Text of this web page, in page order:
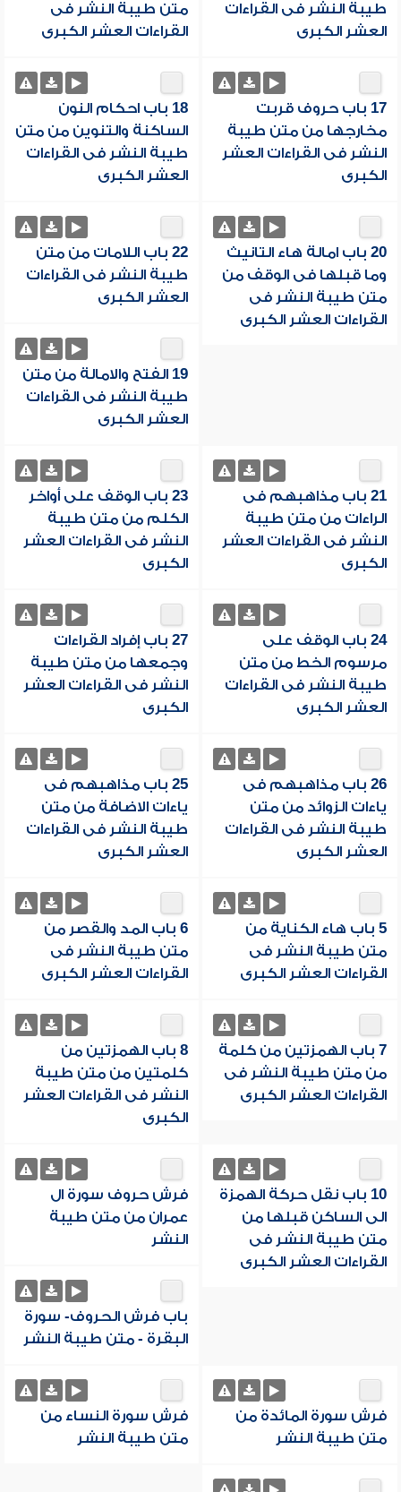
طيبة النشر فى القراءات
العشر الكبرى
متن طيبة النشر فى
القراءات العشر الكبرى
17 باب حروف قربت
مخارجها من متن طيبة
النشر فى القراءات العشر
الكبرى
18 باب احكام النون
الساكنة والتنوين من متن
طيبة النشر فى القراءات
العشر الكبرى
20 باب امالة هاء التانيث
وما قبلها فى الوقف من
متن طيبة النشر فى
القراءات العشر الكبرى
22 باب اللامات من متن
طيبة النشر فى القراءات
العشر الكبرى
19 الفتح والامالة من متن
طيبة النشر فى القراءات
العشر الكبرى
21 باب مذاهبهم فى
الراءات من متن طيبة
النشر فى القراءات العشر
الكبرى
23 باب الوقف على أواخر
الكلم من متن طيبة
النشر فى القراءات العشر
الكبرى
24 باب الوقف على
مرسوم الخط من متن
طيبة النشر فى القراءات
العشر الكبرى
27 باب إفراد القراءات
وجمعها من متن طيبة
النشر فى القراءات العشر
الكبرى
26 باب مذاهبهم فى
ياءات الزوائد من متن
طيبة النشر فى القراءات
العشر الكبرى
25 باب مذاهبهم فى
ياءات الاضافة من متن
طيبة النشر فى القراءات
العشر الكبرى
5 باب هاء الكناية من
متن طيبة النشر فى
القراءات العشر الكبرى
6 باب المد والقصر من
متن طيبة النشر فى
القراءات العشر الكبرى
7 باب الهمزتين من كلمة
من متن طيبة النشر فى
القراءات العشر الكبرى
8 باب الهمزتين من
كلمتين من متن طيبة
النشر فى القراءات العشر
الكبرى
10 باب نقل حركة الهمزة
الى الساكن قبلها من
متن طيبة النشر فى
القراءات العشر الكبرى
فرش حروف سورة ال
عمران من متن طيبة
النشر
باب فرش الحروف- سورة
البقرة - متن طيبة النشر
فرش سورة المائدة من
متن طيبة النشر
فرش سورة النساء من
متن طيبة النشر